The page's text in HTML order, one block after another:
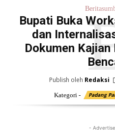
Bupati Buka
dan
Dokumen
Publish oleh Redaksi
Kategori - Padang
-